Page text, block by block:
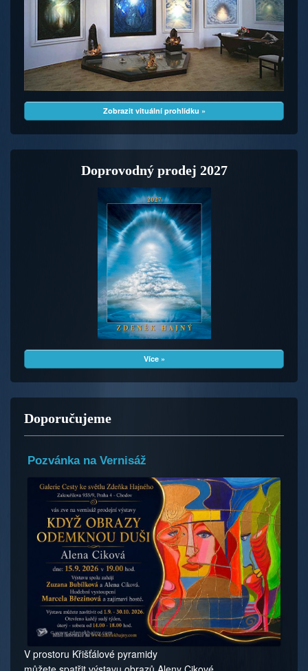
Zobrazit vituální prohlídku »
Doprovodný prodej 2027
Více »
Doporučujeme
Pozvánka na Vernisáž
V prostoru Křišťálové pyramidy